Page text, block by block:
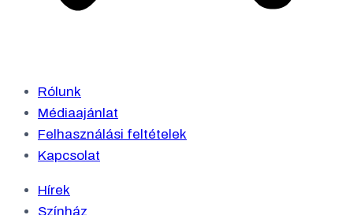
Rólunk
Médiaajánlat
Felhasználási feltételek
Kapcsolat
Hírek
Színház